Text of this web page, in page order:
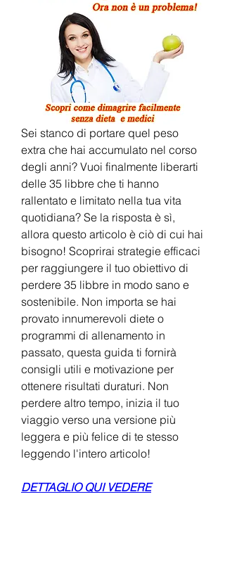
Sei stanco di portare quel peso
extra che hai accumulato nel corso
degli anni? Vuoi finalmente liberarti
delle 35 libbre che ti hanno
rallentato e limitato nella tua vita
quotidiana? Se la risposta è sì,
allora questo articolo è ciò di cui hai
bisogno! Scoprirai strategie efficaci
per raggiungere il tuo obiettivo di
perdere 35 libbre in modo sano e
sostenibile. Non importa se hai
provato innumerevoli diete o
programmi di allenamento in
passato, questa guida ti fornirà
consigli utili e motivazione per
ottenere risultati duraturi. Non
perdere altro tempo, inizia il tuo
viaggio verso una versione più
leggera e più felice di te stesso
leggendo l'intero articolo!
DETTAGLIO QUI VEDERE